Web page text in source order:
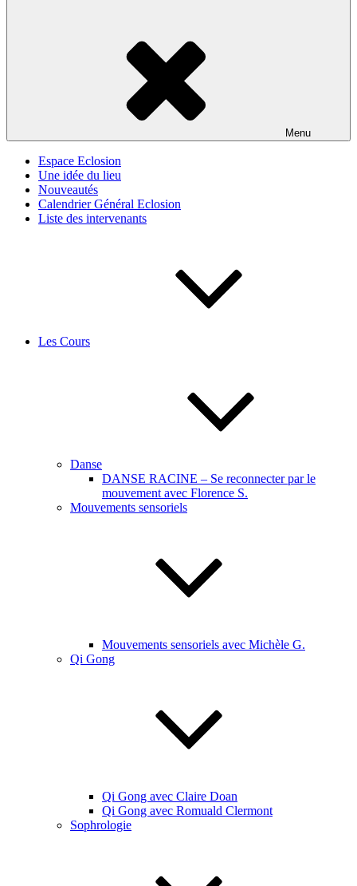
Menu
Espace Eclosion
Une idée du lieu
Nouveautés
Calendrier Général Eclosion
Liste des intervenants
Les Cours
Danse
DANSE RACINE – Se reconnecter par le
mouvement avec Florence S.
Mouvements sensoriels
Mouvements sensoriels avec Michèle G.
Qi Gong
Qi Gong avec Claire Doan
Qi Gong avec Romuald Clermont
Sophrologie